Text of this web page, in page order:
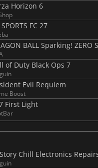
Horizon 6
SPORTS FC 27
of Duty Black Ops 7
Evil Requiem
Boost
First Light
Chill Electronics